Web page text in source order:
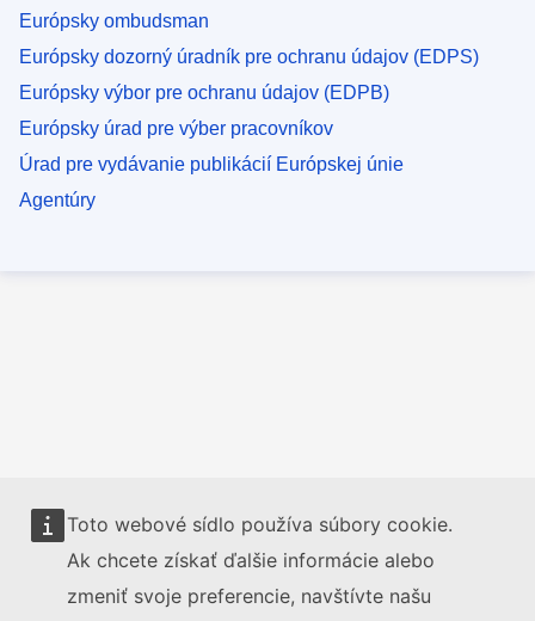
Toto webové sídlo používa súbory cookie.
Ak chcete získať ďalšie informácie alebo
zmeniť svoje preferencie, navštívte našu
Európsky ombudsman
Európsky dozorný úradník pre ochranu údajov (EDPS)
Európsky výbor pre ochranu údajov (EDPB)
Európsky úrad pre výber pracovníkov
Úrad pre vydávanie publikácií Európskej únie
Agentúry